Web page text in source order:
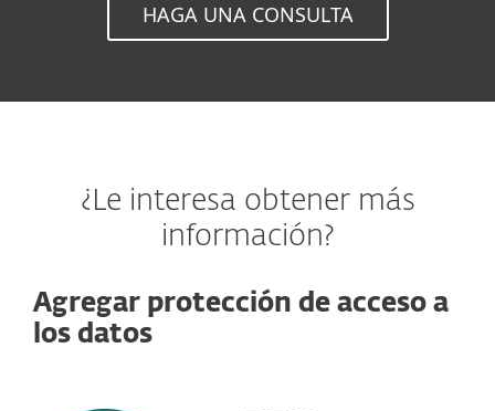
HAGA UNA CONSULTA
¿Le interesa obtener más
información?
Agregar protección de acceso a
los datos